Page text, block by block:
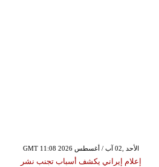
GMT 11:08 2026 الأحد ,02 آب / أغسطس
إعلام إيراني يكشف أسباب تجنب نشر